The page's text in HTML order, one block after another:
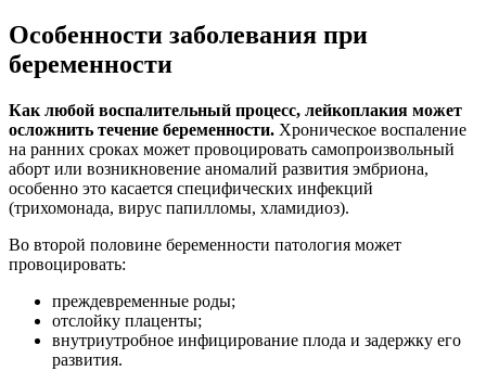
Особенности заболевания при
беременности
Как любой воспалительный процесс, лейкоплакия может
осложнить течение беременности. Хроническое воспаление
на ранних сроках может провоцировать самопроизвольный
аборт или возникновение аномалий развития эмбриона,
особенно это касается специфических инфекций
(трихомонада, вирус папилломы, хламидиоз).
Во второй половине беременности патология может
провоцировать:
преждевременные роды;
отслойку плаценты;
внутриутробное инфицирование плода и задержку его
развития.